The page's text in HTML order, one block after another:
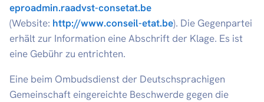
eproadmin.raadvst-consetat.be
(Website: http://www.conseil-etat.be). Die Gegenpartei
erhält zur Information eine Abschrift der Klage. Es ist
eine Gebühr zu entrichten.
Eine beim Ombudsdienst der Deutschsprachigen
Gemeinschaft eingereichte Beschwerde gegen die